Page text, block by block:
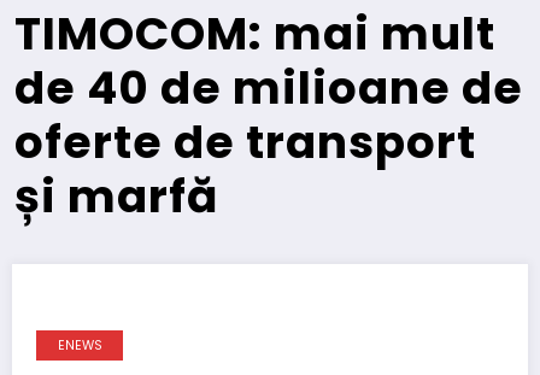
TIMOCOM: mai mult
de 40 de milioane de
oferte de transport
și marfă
ENEWS